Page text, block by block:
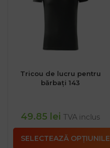
Tricou de lucru pentru
bărbați 143
49.85 lei TVA inclus
SELECTEAZĂ OPȚIUNILE